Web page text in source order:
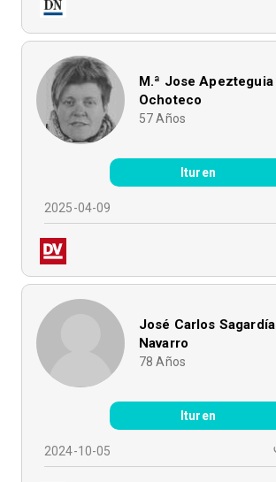
M.ª Jose Apezteguia
Ochoteco
57 Años
Ituren
2025-04-09
José Carlos Sagardía
Navarro
78 Años
Ituren
2024-10-05